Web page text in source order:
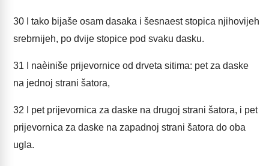
30 I tako bijaše osam dasaka i šesnaest stopica njihovijeh
srebrnijeh, po dvije stopice pod svaku dasku.
31 I naèiniše prijevornice od drveta sitima: pet za daske
na jednoj strani šatora,
32 I pet prijevornica za daske na drugoj strani šatora, i pet
prijevornica za daske na zapadnoj strani šatora do oba
ugla.